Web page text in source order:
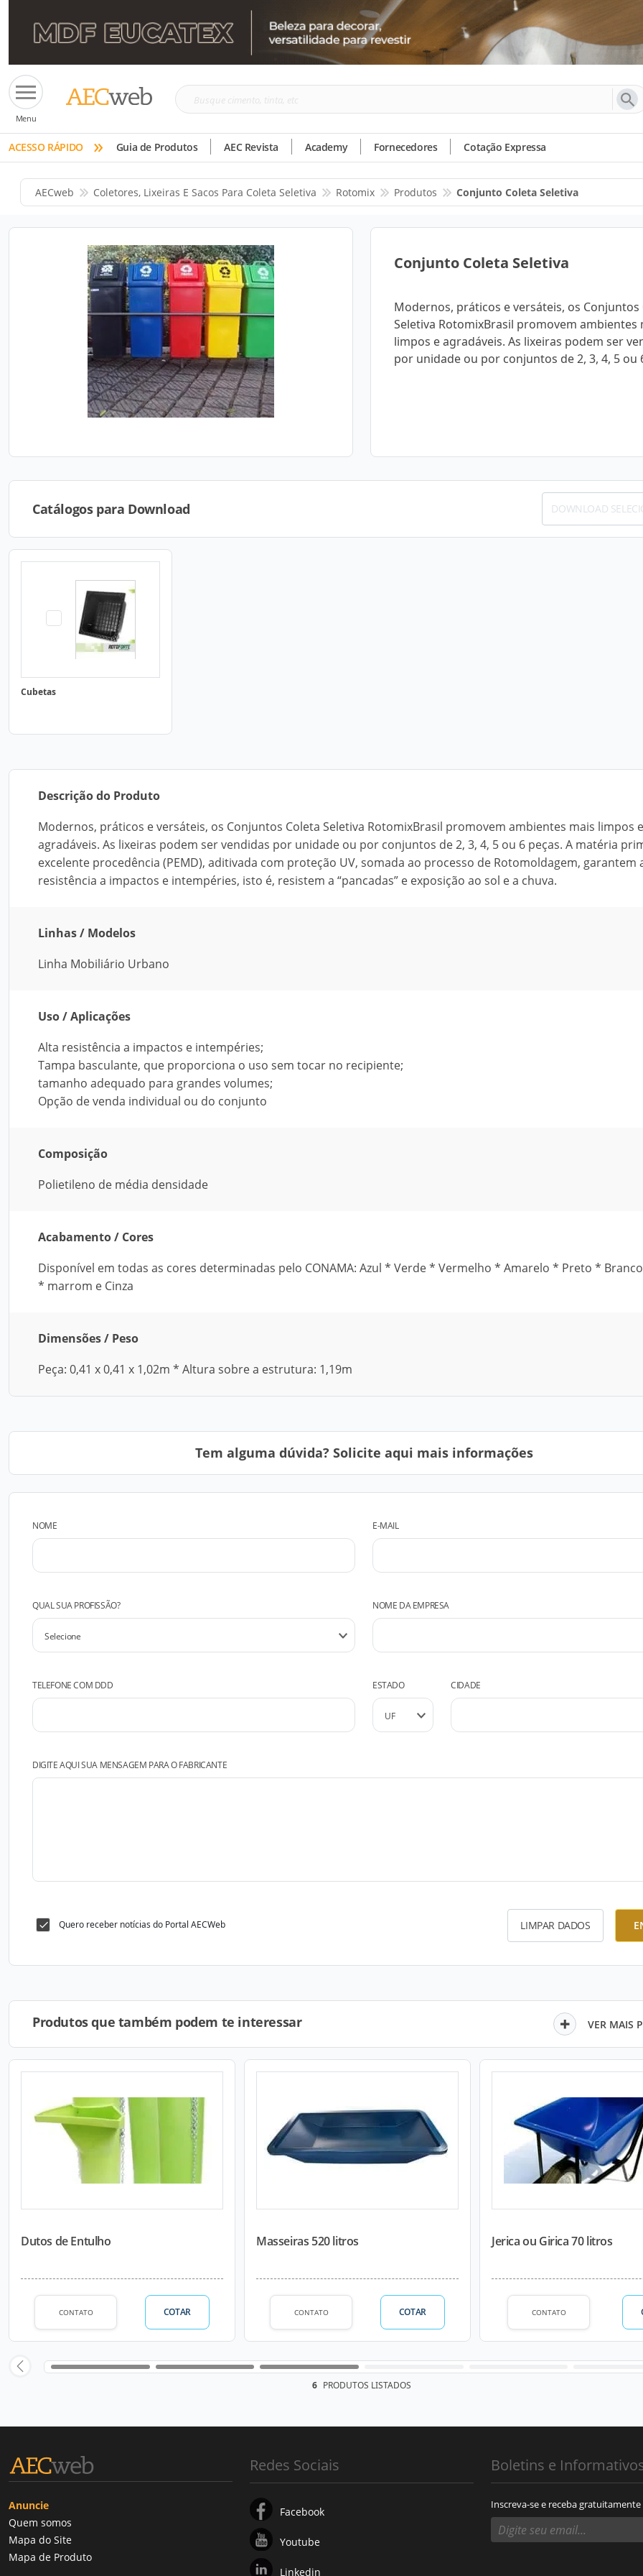
Menu
Busque
tinta,
etc
ACESSO RÁPIDO » Guia de Produtos AEC Revista Academy Fornecedores Cotação Expressa
AECweb Coletores, Lixeiras E Sacos Para Coleta Seletiva Rotomix Produtos Conjunto Coleta Seletiva
Conjunto Coleta Seletiva
Modernos, práticos e versáteis, os Conjuntos
Seletiva RotomixBrasil promovem ambientes
limpos e agradáveis. As lixeiras podem ser
por unidade ou por conjuntos de 2, 3, 4, 5 ou
Catálogos para Download DOWNLOAD
Cubetas
Descrição do Produto
Modernos, práticos e versáteis, os Conjuntos Coleta Seletiva RotomixBrasil promovem ambientes mais limpos e
agradáveis. As lixeiras podem ser vendidas por unidade ou por conjuntos de 2, 3, 4, 5 ou 6 peças. A matéria
excelente procedência (PEMD), aditivada com proteção UV, somada ao processo de Rotomoldagem, garantem
resistência a impactos e intempéries, isto é, resistem a “pancadas” e exposição ao sol e a chuva.
Linhas / Modelos
Linha Mobiliário Urbano
Uso / Aplicações
Alta resistência a impactos e intempéries;
Tampa basculante, que proporciona o uso sem tocar no recipiente;
tamanho adequado para grandes volumes;
Opção de venda individual ou do conjunto
Composição
Polietileno de média densidade
Acabamento / Cores
Disponível em todas as cores determinadas pelo CONAMA: Azul * Verde * Vermelho * Amarelo * Preto *
* marrom e Cinza
Dimensões / Peso
Peça: 0,41 x 0,41 x 1,02m * Altura sobre a estrutura: 1,19m
Tem alguma dúvida? Solicite aqui mais informações
NOME E-MAIL
QUAL SUA PROFISSÃO? NOME DA EMPRESA
TELEFONE COM DDD ESTADO CIDADE
DIGITE AQUI SUA MENSAGEM PARA O FABRICANTE
Quero receber notícias do Portal AECWeb LIMPAR DADOS
Produtos que também podem te interessar VER MAIS
Dutos de Entulho
CONTATO COTAR
Masseiras 520 litros
CONTATO COTAR
Jerica ou Girica 70 litros
CONTATO
6 PRODUTOS LISTADOS
Anuncie
Quem somos
Mapa do Site
Mapa de Produto
Redes Sociais
Facebook
Youtube
Linkedin
Boletins e
Inscreva-se e receba gratuitamente